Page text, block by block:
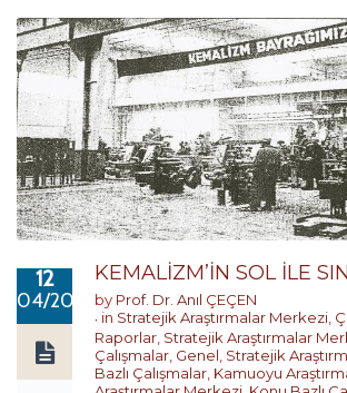
12
04/2023
KEMALİZM’İN SOL İLE
by Prof. Dr. Anıl ÇEÇEN
in Stratejik Araştırmalar Merkezi
Raporlar Stratejik Araştırmalar
Çalışmalar Genel Stratejik
Bazlı Çalışmalar Kamuoyu